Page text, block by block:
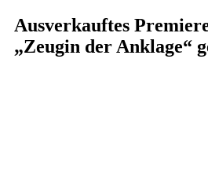
Ausverkauftes
„Zeugin der Anklage“